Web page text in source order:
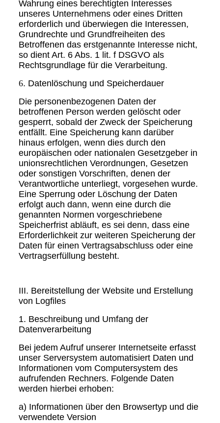
Wahrung eines berechtigten Interesses
unseres Unternehmens oder eines Dritten
erforderlich und überwiegen die Interessen,
Grundrechte und Grundfreiheiten des
Betroffenen das erstgenannte Interesse nicht,
so dient Art. 6 Abs. 1 lit. f DSGVO als
Rechtsgrundlage für die Verarbeitung.
6. Datenlöschung und Speicherdauer
Die personenbezogenen Daten der
betroffenen Person werden gelöscht oder
gesperrt, sobald der Zweck der Speicherung
entfällt. Eine Speicherung kann darüber
hinaus erfolgen, wenn dies durch den
europäischen oder nationalen Gesetzgeber in
unionsrechtlichen Verordnungen, Gesetzen
oder sonstigen Vorschriften, denen der
Verantwortliche unterliegt, vorgesehen wurde.
Eine Sperrung oder Löschung der Daten
erfolgt auch dann, wenn eine durch die
genannten Normen vorgeschriebene
Speicherfrist abläuft, es sei denn, dass eine
Erforderlichkeit zur weiteren Speicherung der
Daten für einen Vertragsabschluss oder eine
Vertragserfüllung besteht.
III. Bereitstellung der Website und Erstellung
von Logfiles
1. Beschreibung und Umfang der
Datenverarbeitung
Bei jedem Aufruf unserer Internetseite erfasst
unser Serversystem automatisiert Daten und
Informationen vom Computersystem des
aufrufenden Rechners. Folgende Daten
werden hierbei erhoben:
a) Informationen über den Browsertyp und die
verwendete Version